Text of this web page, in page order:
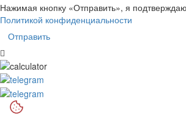
Нажимая кнопку «Отправить», я
Политикой конфиденциальности
Отправить